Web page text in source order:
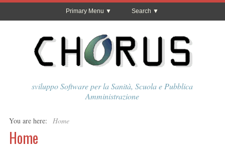
Primary Menu Search
sviluppo Software per la Sanità, Scuola e Pubblica
Amministrazione
You are here: Home
Home